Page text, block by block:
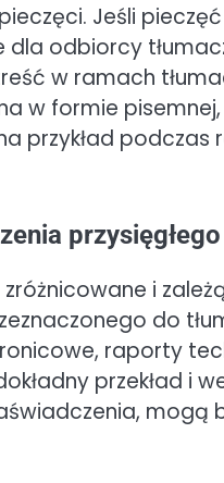
Jeśli
odbiorcy
w ramach
w formie
przykład
przysięgłego
i
do
raporty
przekład i
mogą